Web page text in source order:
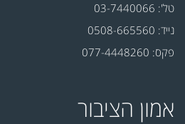
טל': 03-7440066
נייד: 0508-665560
פקס: 077-4448260
אמון הציבור